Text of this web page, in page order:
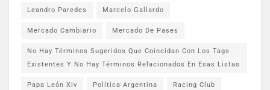
Leandro Paredes Marcelo Gallardo
Mercado Cambiario Mercado De Pases
No Hay Términos Sugeridos Que Coincidan Con Los Tags
Existentes Y No Hay Términos Relacionados En Esas Listas
Papa León Xiv Política Argentina Racing Club